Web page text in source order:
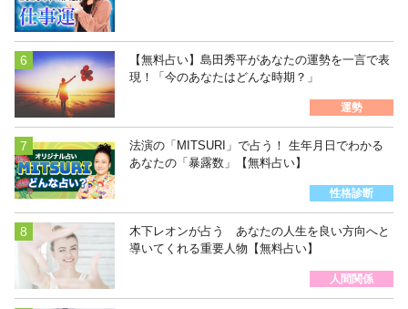
【無料占い】島田秀平があなたの運勢を一言で表
現！「今のあなたはどんな時期？」
運勢
法演の「MITSURI」で占う！ 生年月日でわかる
あなたの「暴露数」【無料占い】
性格診断
木下レオンが占う あなたの人生を良い方向へと
導いてくれる重要人物【無料占い】
人間関係